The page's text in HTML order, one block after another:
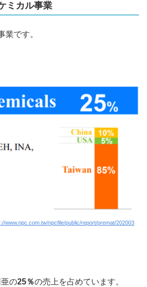
ミカル事業
業です。
www.npc.com.tw/npcfile/public/report/premat/202003
の25％の売上を占めています。